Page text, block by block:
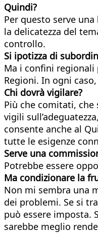
Quindi?
Per questo serve
la delicatezza del
controllo.
Si ipotizza di
Ma i confini
Regioni. In ogni
Chi dovrà vigilare?
Più che comitati, che
vigili
consente anche al
tutte le esigenze
Serve una
Potrebbe essere
Ma condizionare la
Non mi sembra una
dei problemi. Se si
può essere imposta.
sarebbe meglio